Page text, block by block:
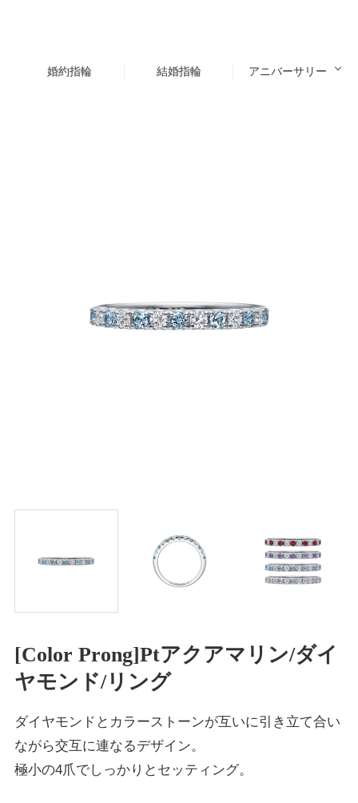
婚約指輪 結婚指輪 アニバーサリー
[Color Prong]Ptアクアマリン/ダイ
ヤモンド/リング
ダイヤモンドとカラーストーンが互いに引き立て合い
ながら交互に連なるデザイン。
極小の4爪でしっかりとセッティング。